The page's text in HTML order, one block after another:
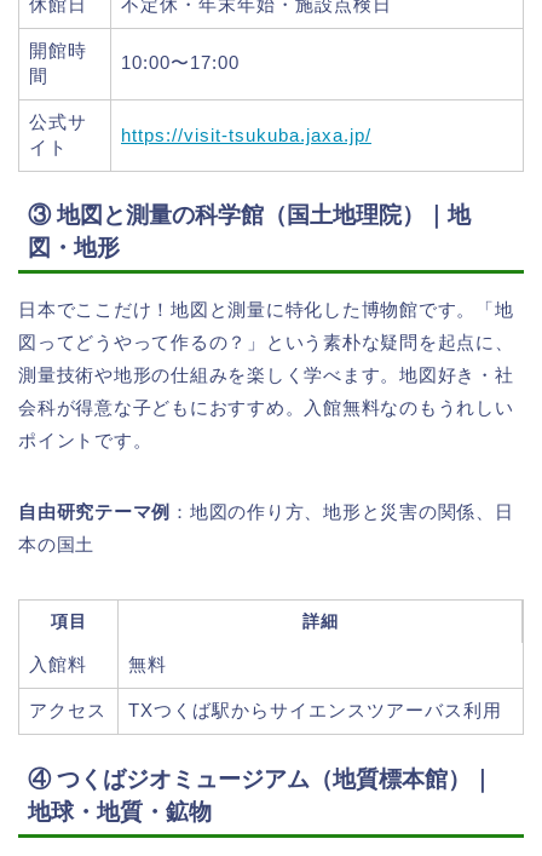
休館日 不定休・年末年始・施設点検日
開館時
間
10:00〜17:00
公式サ
イト
https://visit-tsukuba.jaxa.jp/
③ 地図と測量の科学館（国土地理院）｜地
図・地形
日本でここだけ！地図と測量に特化した博物館です。「地
図ってどうやって作るの？」という素朴な疑問を起点に、
測量技術や地形の仕組みを楽しく学べます。地図好き・社
会科が得意な子どもにおすすめ。入館無料なのもうれしい
ポイントです。
自由研究テーマ例 ：地図の作り方、地形と災害の関係、日
本の国土
項目 詳細
入館料 無料
アクセス TXつくば駅からサイエンスツアーバス利用
④ つくばジオミュージアム（地質標本館）｜
地球・地質・鉱物